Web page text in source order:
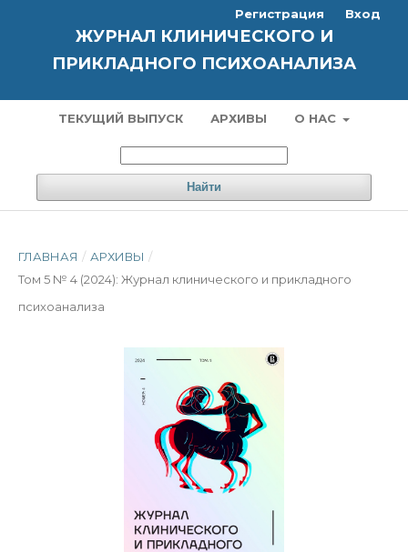
ЖУРНАЛ КЛИНИЧЕСКОГО И
ПРИКЛАДНОГО ПСИХОАНАЛИЗА
ТЕКУЩИЙ ВЫПУСК АРХИВЫ О НАС
Найти
Регистрация Вход
ГЛАВНАЯ / АРХИВЫ /
Том 5 № 4 (2024): Журнал клинического и прикладного
психоанализа